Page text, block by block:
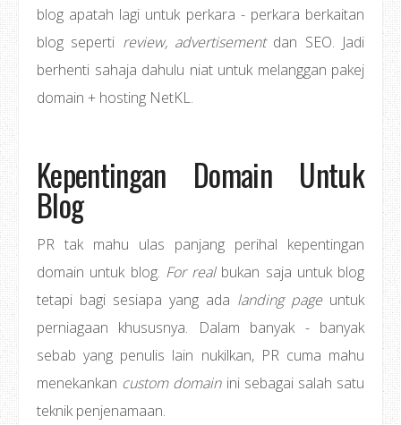
blog apatah lagi untuk perkara - perkara berkaitan
blog seperti review, advertisementdan SEO. Jadi
berhenti sahaja dahulu niat untuk melanggan pakej
domain + hosting NetKL.
Kepentingan Domain Untuk
Blog
PR tak mahu ulas panjang perihal kepentingan
domain untuk blog. For realbukan saja untuk blog
tetapi bagi sesiapa yang ada landing pageuntuk
perniagaan khususnya. Dalam banyak - banyak
sebab yang penulis lain nukilkan, PR cuma mahu
menekankan custom domainini sebagai salah satu
teknik penjenamaan.